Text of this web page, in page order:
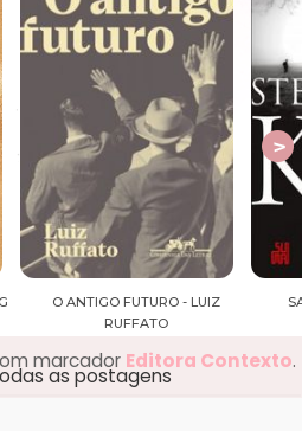
O ANTIGO FUTURO - LUIZ
RUFFATO
marcador Editora Contexto.
as postagens